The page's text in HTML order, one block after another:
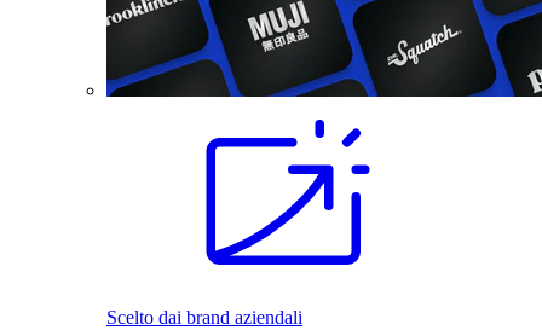
Scelto dai brand aziendali